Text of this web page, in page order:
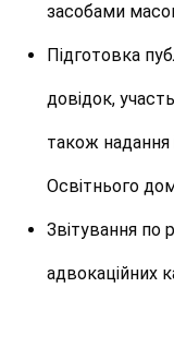
засобами
Підготовка
довідок,
також надання
Освітнього
Звітування по
адвокаційних